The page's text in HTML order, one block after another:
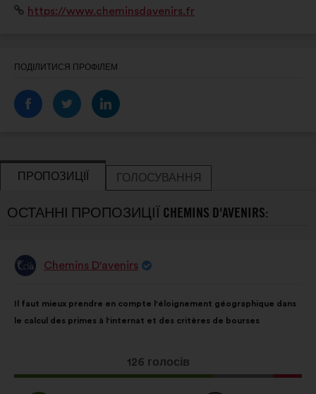
Вебсайт:
https://www.cheminsdavenirs.fr
ПОДІЛИТИСЯ ПРОФІЛЕМ
ПРОПОЗИЦІЇ ГОЛОСУВАННЯ
ОСТАННІ ПРОПОЗИЦІЇ CHEMINS D'AVENIRS:
ПропозиціяChemins D'avenirs
пропозиції:
Il faut mieux prendre en compte l'éloignement géographique dans
le calcul des primes à l'internat et des critères de bourses
Ця
пропозиція
126 голосів
розподілом: